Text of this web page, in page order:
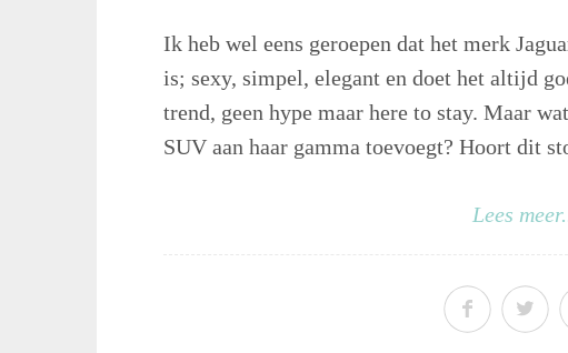
Ik heb wel eens geroepen dat het merk
is; sexy, simpel, elegant en doet het altijd
trend, geen hype maar here to stay. Maar
SUV aan haar gamma toevoegt? Hoort dit
Lees